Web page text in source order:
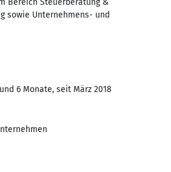
sowie Unternehmens- und
6 Monate, seit März 2018